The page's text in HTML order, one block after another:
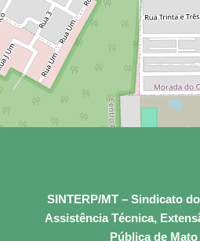
SINTERP/MT – Sindicato
Assistência Técnica,
Pública de